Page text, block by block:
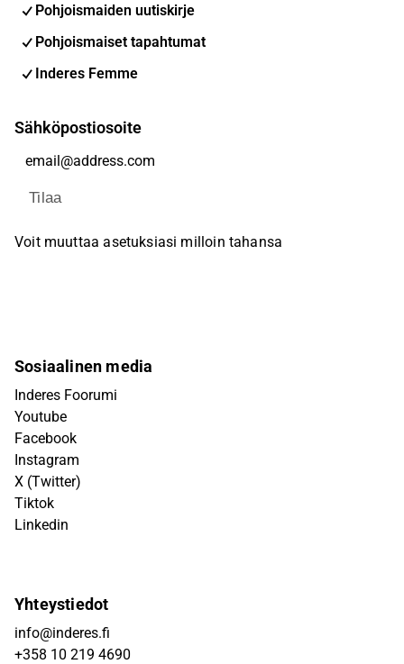
Pohjoismaiden uutiskirje
Pohjoismaiset tapahtumat
Inderes Femme
Sähköpostiosoite
Tilaa
Voit muuttaa asetuksiasi milloin tahansa
Sosiaalinen media
Inderes Foorumi
Youtube
Facebook
Instagram
X (Twitter)
Tiktok
Linkedin
Yhteystiedot
info@inderes.fi
+358 10 219 4690